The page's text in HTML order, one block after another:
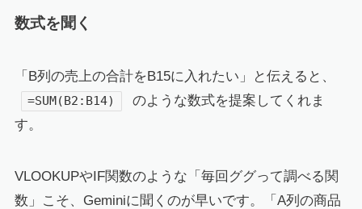
数式を聞く
「B列の売上の合計をB15に入れたい」と伝えると、
=SUM(B2:B14)
のような数式を提案してくれま
す。
VLOOKUPやIF関数のような「毎回ググって調べる関
数」こそ、Geminiに聞くのが早いです。「A列の商品